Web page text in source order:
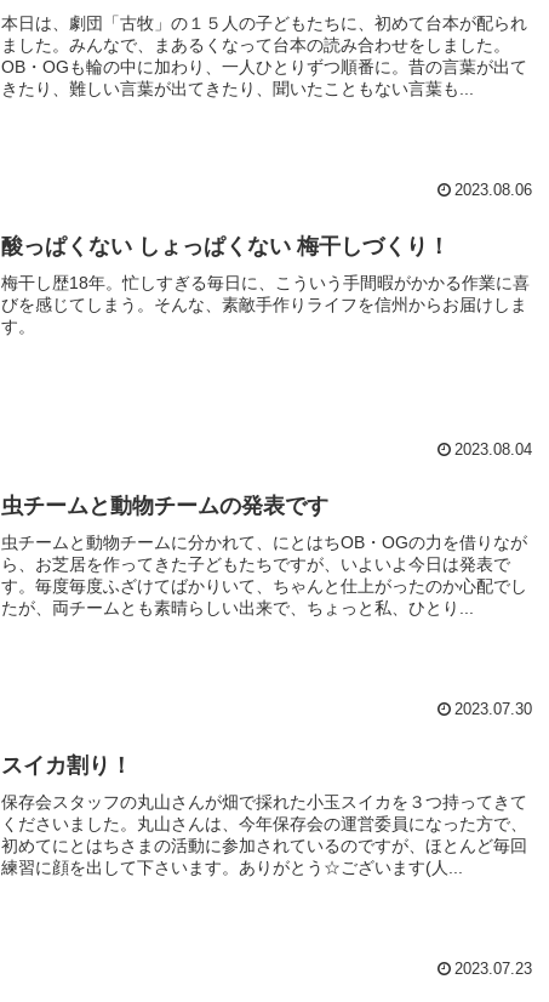
本日は、劇団「古牧」の１５人の子どもたちに、初めて台本が配られ
ました。みんなで、まあるくなって台本の読み合わせをしました。
OB・OGも輪の中に加わり、一人ひとりずつ順番に。昔の言葉が出て
きたり、難しい言葉が出てきたり、聞いたこともない言葉も...
2023.08.06
酸っぱくない しょっぱくない 梅干しづくり！
梅干し歴18年。忙しすぎる毎日に、こういう手間暇がかかる作業に喜
びを感じてしまう。そんな、素敵手作りライフを信州からお届けしま
す。
2023.08.04
虫チームと動物チームの発表です
虫チームと動物チームに分かれて、にとはちOB・OGの力を借りなが
ら、お芝居を作ってきた子どもたちですが、いよいよ今日は発表で
す。毎度毎度ふざけてばかりいて、ちゃんと仕上がったのか心配でし
たが、両チームとも素晴らしい出来で、ちょっと私、ひとり...
2023.07.30
スイカ割り！
保存会スタッフの丸山さんが畑で採れた小玉スイカを３つ持ってきて
くださいました。丸山さんは、今年保存会の運営委員になった方で、
初めてにとはちさまの活動に参加されているのですが、ほとんど毎回
練習に顔を出して下さいます。ありがとう☆ございます(人...
2023.07.23